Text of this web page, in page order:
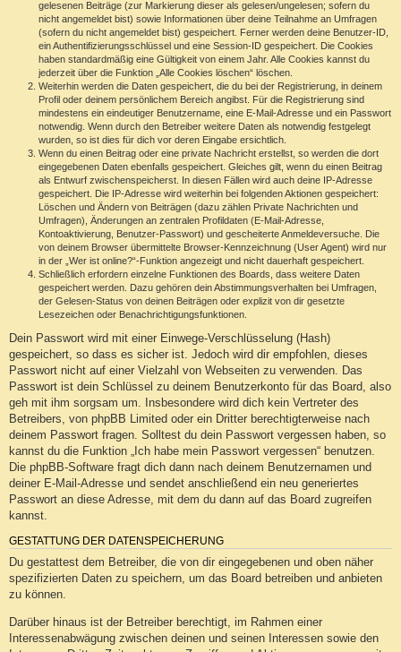
gelesenen Beiträge (zur Markierung dieser als gelesen/ungelesen; sofern du
nicht angemeldet bist) sowie Informationen über deine Teilnahme an Umfragen
(sofern du nicht angemeldet bist) gespeichert. Ferner werden deine Benutzer-ID,
ein Authentifizierungsschlüssel und eine Session-ID gespeichert. Die Cookies
haben standardmäßig eine Gültigkeit von einem Jahr. Alle Cookies kannst du
jederzeit über die Funktion „Alle Cookies löschen“ löschen.
Weiterhin werden die Daten gespeichert, die du bei der Registrierung, in deinem
Profil oder deinem persönlichem Bereich angibst. Für die Registrierung sind
mindestens ein eindeutiger Benutzername, eine E-Mail-Adresse und ein Passwort
notwendig. Wenn durch den Betreiber weitere Daten als notwendig festgelegt
wurden, so ist dies für dich vor deren Eingabe ersichtlich.
Wenn du einen Beitrag oder eine private Nachricht erstellst, so werden die dort
eingegebenen Daten ebenfalls gespeichert. Gleiches gilt, wenn du einen Beitrag
als Entwurf zwischenspeicherst. In diesen Fällen wird auch deine IP-Adresse
gespeichert. Die IP-Adresse wird weiterhin bei folgenden Aktionen gespeichert:
Löschen und Ändern von Beiträgen (dazu zählen Private Nachrichten und
Umfragen), Änderungen an zentralen Profildaten (E-Mail-Adresse,
Kontoaktivierung, Benutzer-Passwort) und gescheiterte Anmeldeversuche. Die
von deinem Browser übermittelte Browser-Kennzeichnung (User Agent) wird nur
in der „Wer ist online?“-Funktion angezeigt und nicht dauerhaft gespeichert.
Schließlich erfordern einzelne Funktionen des Boards, dass weitere Daten
gespeichert werden. Dazu gehören dein Abstimmungsverhalten bei Umfragen,
der Gelesen-Status von deinen Beiträgen oder explizit von dir gesetzte
Lesezeichen oder Benachrichtigungsfunktionen.
Dein Passwort wird mit einer Einwege-Verschlüsselung (Hash)
gespeichert, so dass es sicher ist. Jedoch wird dir empfohlen, dieses
Passwort nicht auf einer Vielzahl von Webseiten zu verwenden. Das
Passwort ist dein Schlüssel zu deinem Benutzerkonto für das Board, also
geh mit ihm sorgsam um. Insbesondere wird dich kein Vertreter des
Betreibers, von phpBB Limited oder ein Dritter berechtigterweise nach
deinem Passwort fragen. Solltest du dein Passwort vergessen haben, so
kannst du die Funktion „Ich habe mein Passwort vergessen“ benutzen.
Die phpBB-Software fragt dich dann nach deinem Benutzernamen und
deiner E-Mail-Adresse und sendet anschließend ein neu generiertes
Passwort an diese Adresse, mit dem du dann auf das Board zugreifen
kannst.
GESTATTUNG DER DATENSPEICHERUNG
Du gestattest dem Betreiber, die von dir eingegebenen und oben näher
spezifizierten Daten zu speichern, um das Board betreiben und anbieten
zu können.
Darüber hinaus ist der Betreiber berechtigt, im Rahmen einer
Interessenabwägung zwischen deinen und seinen Interessen sowie den